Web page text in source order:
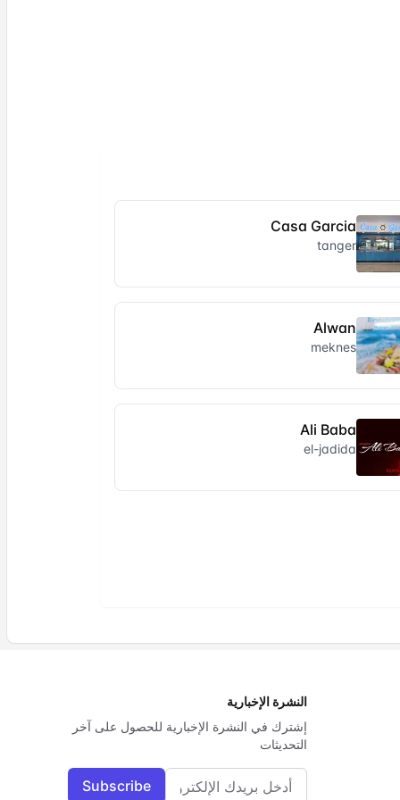
Casa Garcia
tanger
Alwan
meknes
Ali Baba
el-jadida
النشرة الإخبارية
إشترك في النشرة الإخبارية للحصول على آخر
التحديثات
البريد الإلكتروني Subscribe